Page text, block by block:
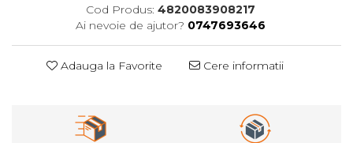
Cod Produs: 4820083908217
Ai nevoie de ajutor? 0747693646
Adauga la Favorite Cere informatii